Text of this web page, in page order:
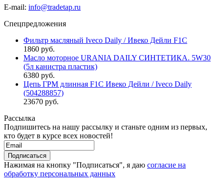
E-mail: info@tradetap.ru
Спецпредложения
Фильтр масляный Iveco Daily / Ивеко Дейли F1C
1860 руб.
Масло моторное URANIA DAILY СИНТЕТИКА. 5W30
(5л канистра пластик)
6380 руб.
Цепь ГРМ длинная F1C Ивеко Дейли / Iveco Daily
(504288857)
23670 руб.
Рассылка
Подпишитесь на нашу рассылку и станьте одним из первых,
кто будет в курсе всех новостей!
Нажимая на кнопку "Подписаться", я даю согласие на
обработку персональных данных